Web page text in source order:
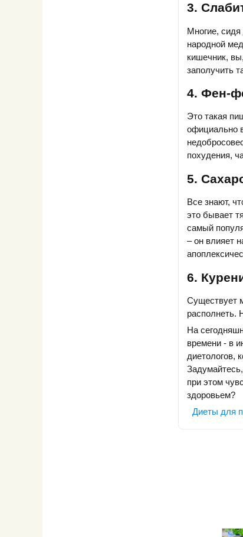
3.
Многие,
народной
кишечник,
заполучить
4. Фен-
Это такая
официально
похудения,
5.
Все знают,
это бывает
самый
– он влияет
6.
Существует
располнеть.
На
времени - в
диетологов,
при этом
здоровьем?
Диеты для